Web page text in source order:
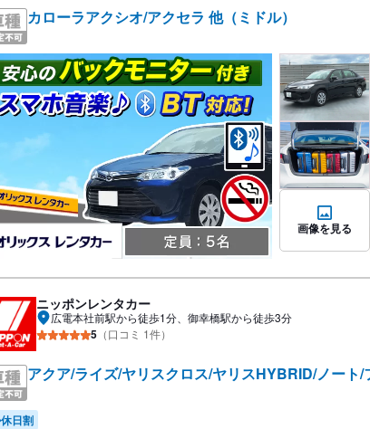
カローラアクシオ/アクセラ 他（ミドル）
画像を見る
ニッポンレンタカー
広電本社前駅から徒歩1分、御幸橋駅から徒歩3分
5 （口コミ 1件）
アクア/ライズ/ヤリスクロス/ヤリスHYBRID/ノート/
休日割